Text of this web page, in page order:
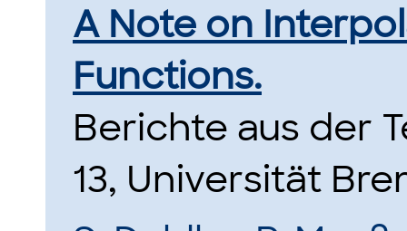
A Note on
Functions.
Berichte aus der
13, Universität